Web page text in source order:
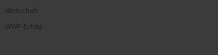
Wirtschaft
WWF-Erfolg